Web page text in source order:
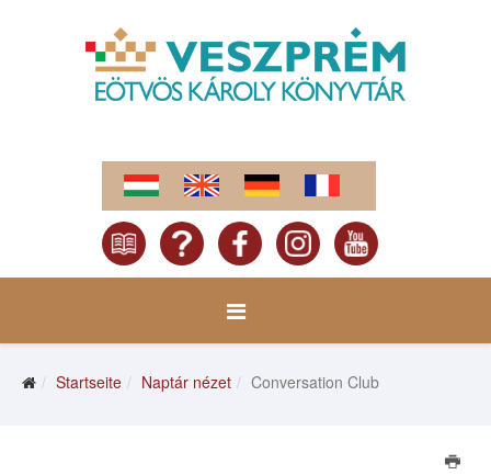
Startseite Naptár nézet Conversation Club